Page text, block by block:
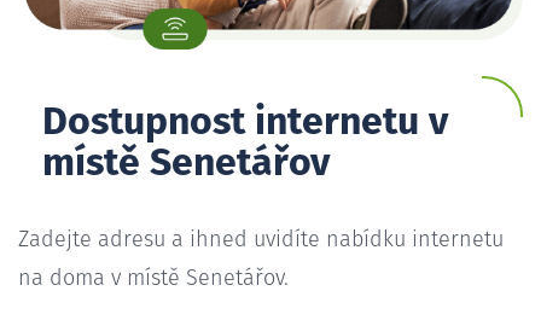
Dostupnost internetu v
místě Senetářov
Zadejte adresu a ihned uvidíte nabídku internetu
na doma v místě Senetářov.